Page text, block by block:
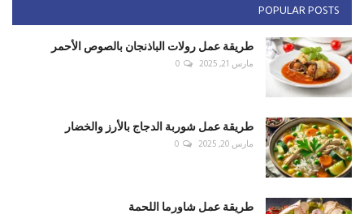
POPULAR POSTS
طريقة عمل رولات الباذنجان بالصوص الأحمر
مارس 21, 2025 0
طريقة عمل شوربة الدجاج بالأرز والخضار
مارس 20, 2025 0
طريقة عمل شاورما اللحمة